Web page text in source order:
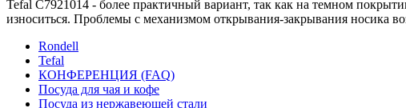
Tefal C7921014 - более практичный вариант, так как на темном
износиться. Проблемы с механизмом открывания-закрывания носика
Rondell
Tefal
КОНФЕРЕНЦИЯ (FAQ)
Посуда для чая и кофе
Посуда из нержавеющей стали